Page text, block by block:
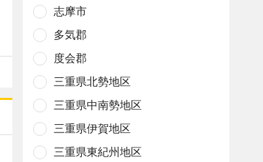
志摩市
多気郡
度会郡
三重県北勢地区
三重県中南勢地区
三重県伊賀地区
三重県東紀州地区